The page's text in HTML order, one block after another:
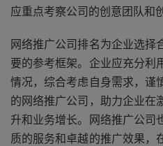
应重点考察公司的创意团队和
网络推广公司排名为企业选择
要的参考框架。企业应充分利
情况，综合考虑自身需求，谨
的网络推广公司，助力企业在
升和业务增长。网络推广公司
质的服务和卓越的推广效果，